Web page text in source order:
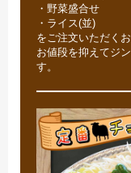
・野菜盛合せ
・ライス(並)
をご注文いただく
お値段を抑えてジ
す。